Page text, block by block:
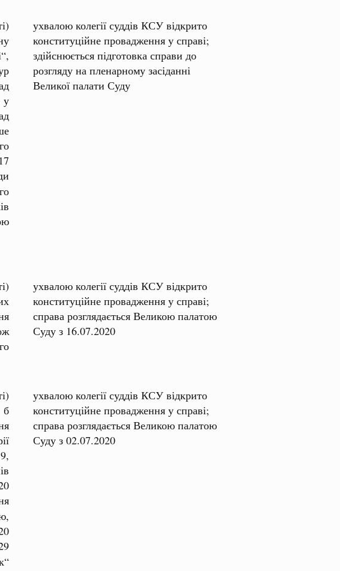
у
ухвалою колегії суддів КСУ відкрито
конституційне провадження у справі;
здійснюється підготовка справи до
розгляду на пленарному засіданні
Великої палати Суду
ухвалою колегії суддів КСУ відкрито
конституційне провадження у справі;
справа розглядається Великою палатою
Суду з 16.07.2020
б
ухвалою колегії суддів КСУ відкрито
конституційне провадження у справі;
справа розглядається Великою палатою
Суду з 02.07.2020